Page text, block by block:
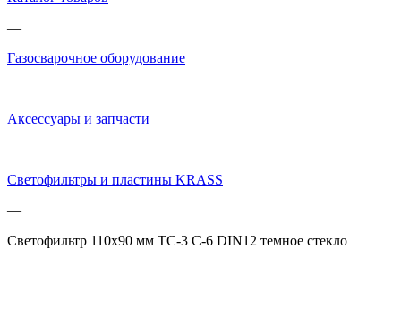
—
Газосварочное оборудование
—
Аксессуары и запчасти
—
Светофильтры и пластины KRASS
—
Светофильтр 110х90 мм ТС-3 С-6 DIN12 темное стекло